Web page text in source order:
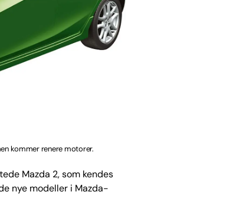
kommer renere motorer.
Mazda 2, som kendes
nye modeller i Mazda-